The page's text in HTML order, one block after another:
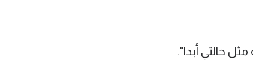
حالتي أبدا".